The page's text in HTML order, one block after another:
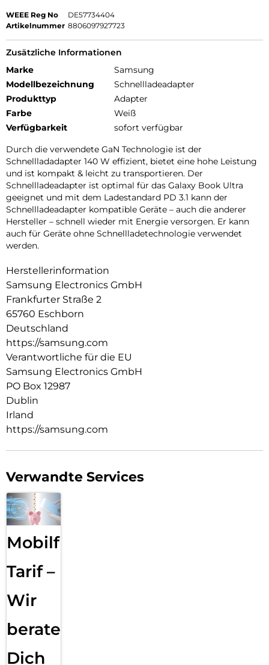
WEEE Reg No
DE57734404
Artikelnummer 8806097927723
Zusätzliche Informationen
Marke
Samsung
Modellbezeichnung
Schnellladeadapter
Produkttyp
Adapter
Farbe
Weiß
Verfügbarkeit
sofort verfügbar
Durch die verwendete GaN Technologie ist der
Schnellladadapter 140 W effizient, bietet eine hohe Leistung
und ist kompakt & leicht zu transportieren. Der
Schnellladeadapter ist optimal für das Galaxy Book Ultra
geeignet und mit dem Ladestandard PD 3.1 kann der
Schnellladeadapter kompatible Geräte – auch die anderer
Hersteller – schnell wieder mit Energie versorgen. Er kann
auch für Geräte ohne Schnellladetechnologie verwendet
werden.
Herstellerinformation
Samsung Electronics GmbH
Frankfurter Straße 2
65760 Eschborn
Deutschland
https://samsung.com
Verantwortliche für die EU
Samsung Electronics GmbH
PO Box 12987
Dublin
Irland
https://samsung.com
Verwandte Services
Mobilfunk
Tarif –
Wir
beraten
Dich